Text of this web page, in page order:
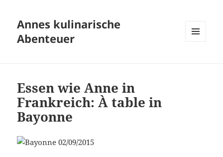
Annes kulinarische
Abenteuer
Essen wie Anne in
Frankreich: À table in
Bayonne